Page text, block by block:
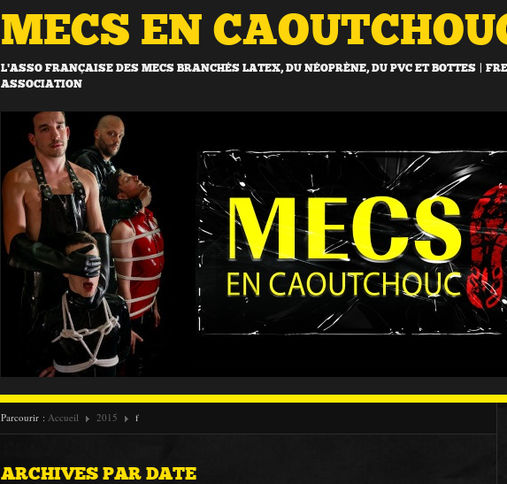
MECS EN
L'ASSO FRANÇAISE DES MECS BRANCHÉS LATEX, DU NÉOPRÈNE, DU PVC ET BOTTES |
ASSOCIATION
Parcourir : Accueil 2015 f
ARCHIVES PAR DATE